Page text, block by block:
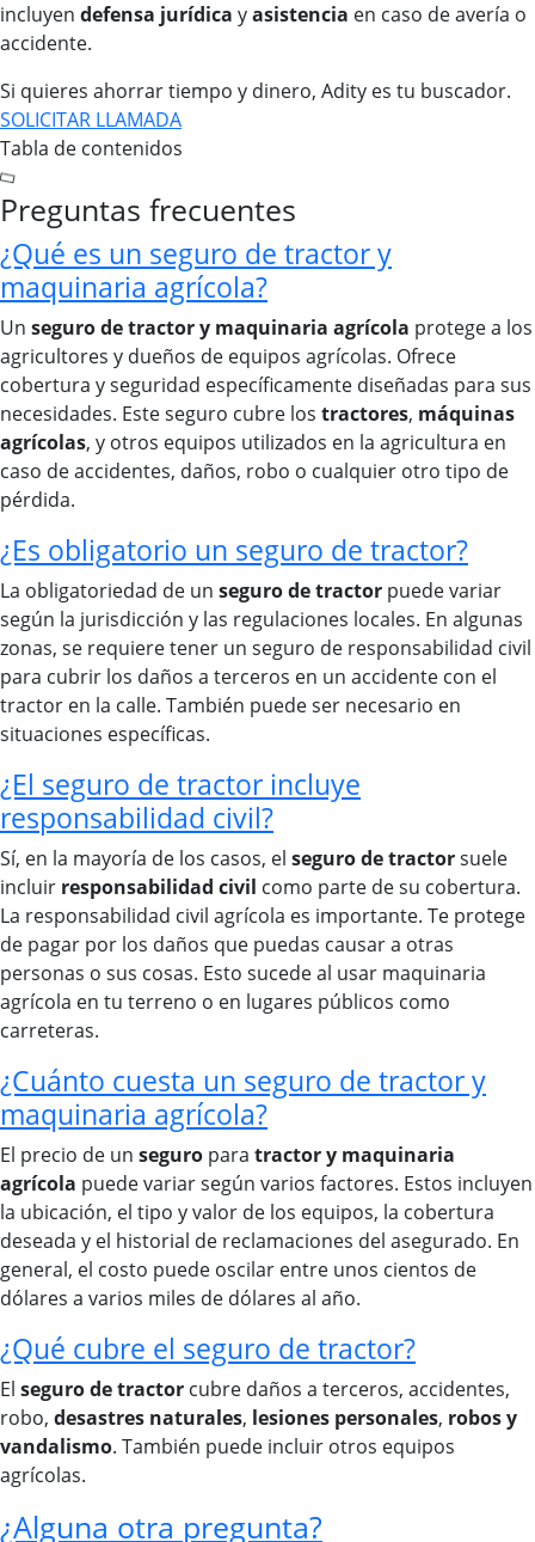
incluyen defensa jurídica yasistencia en caso de avería o
accidente.
Si quieres ahorrar tiempo y dinero, Adity es tu buscador.
SOLICITAR LLAMADA
Tabla de contenidos
Preguntas frecuentes
¿Qué es un seguro de tractor y
maquinaria agrícola?
Un seguro de tractor y maquinaria agrícola protege a los
agricultores y dueños de equipos agrícolas. Ofrece
cobertura y seguridad específicamente diseñadas para sus
necesidades. Este seguro cubre los tractores, máquinas
agrícolas, y otros equipos utilizados en la agricultura en
caso de accidentes, daños, robo o cualquier otro tipo de
pérdida.
¿Es obligatorio un seguro de tractor?
La obligatoriedad de un seguro de tractor puede variar
según la jurisdicción y las regulaciones locales. En algunas
zonas, se requiere tener un seguro de responsabilidad civil
para cubrir los daños a terceros en un accidente con el
tractor en la calle. También puede ser necesario en
situaciones específicas.
¿El seguro de tractor incluye
responsabilidad civil?
Sí, en la mayoría de los casos, el seguro de tractorsuele
incluir responsabilidad civil como parte de su cobertura.
La responsabilidad civil agrícola es importante. Te protege
de pagar por los daños que puedas causar a otras
personas o sus cosas. Esto sucede al usar maquinaria
agrícola en tu terreno o en lugares públicos como
carreteras.
¿Cuánto cuesta un seguro de tractor y
maquinaria agrícola?
El precio de un seguro para tractor y maquinaria
agrícola puede variar según varios factores. Estos incluyen
la ubicación, el tipo y valor de los equipos, la cobertura
deseada y el historial de reclamaciones del asegurado. En
general, el costo puede oscilar entre unos cientos de
dólares a varios miles de dólares al año.
¿Qué cubre el seguro de tractor?
El seguro de tractor cubre daños a terceros, accidentes,
robo, desastres naturales, lesiones personales, robos y
vandalismo. También puede incluir otros equipos
agrícolas.
¿Alguna otra pregunta?